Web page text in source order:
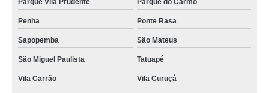
Parque Vila Prudente Parque do Carmo
Penha Ponte Rasa
Sapopemba São Mateus
São Miguel Paulista Tatuapé
Vila Carrão Vila Curuçá